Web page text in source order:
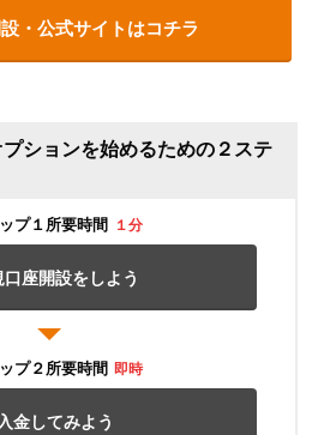
・公式サイトはコチラ
ションを始めるための２ステ
プ１所要時間 １分
座開設をしよう
プ２所要時間 即時
金してみよう